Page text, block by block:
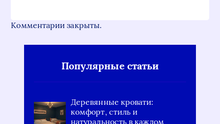
Комментарии закрыты.
Популярные статьи
Деревянные кровати:
комфорт, стиль и
натуральность в каждом